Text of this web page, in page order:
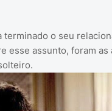
o seu
esse assunto, foram